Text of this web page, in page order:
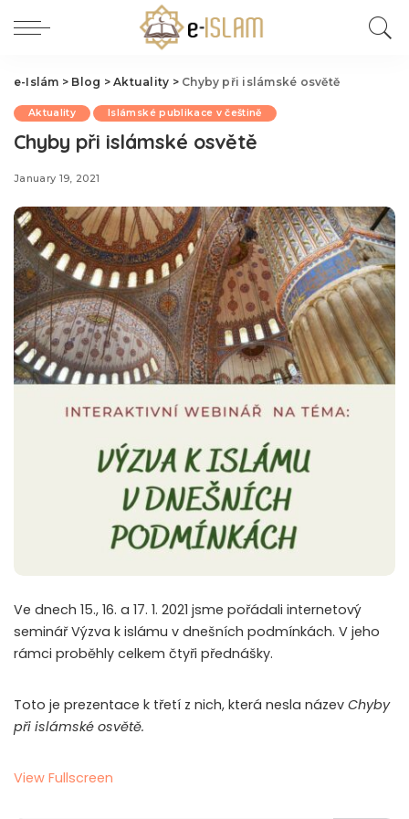
e-Islám > Blog >Aktuality > Chyby při islámské osvětě
Aktuality Islámské publikace v češtině
Chyby při islámské osvětě
January 19, 2021
Ve dnech 15., 16. a 17. 1. 2021 jsme pořádali internetový
seminář Výzva k islámu v dnešních podmínkách. V jeho
rámci proběhly celkem čtyři přednášky.
Toto je prezentace k třetí z nich, která nesla název Chyby
při islámské osvětě.
View Fullscreen